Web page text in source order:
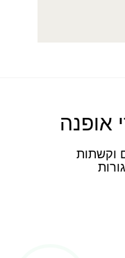
אופנה
וקשתות